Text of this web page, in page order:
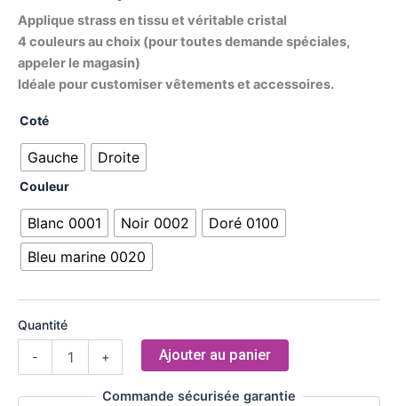
Applique strass en tissu et véritable cristal
4 couleurs au choix (pour toutes demande spéciales,
appeler le magasin)
Idéale pour customiser vêtements et accessoires.
Coté
Gauche Droite
Couleur
Blanc 0001 Noir 0002
Doré 0100
Bleu marine 0020
Quantité
- + Ajouter au panier
Commande sécurisée garantie